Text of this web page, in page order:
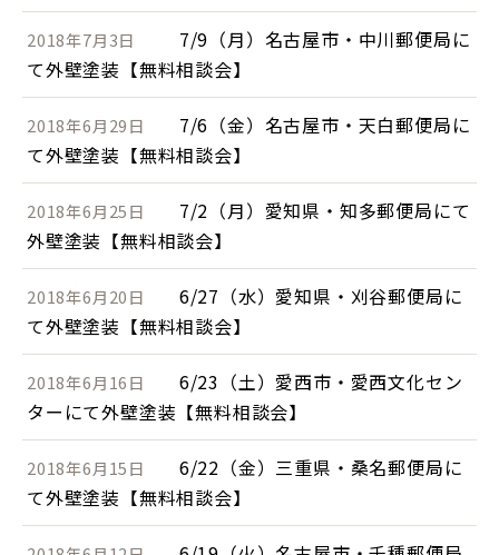
2018年7月3日
7/9（月）名古屋市・中川郵便局に
て外壁塗装【無料相談会】
2018年6月29日
7/6（金）名古屋市・天白郵便局に
て外壁塗装【無料相談会】
2018年6月25日
7/2（月）愛知県・知多郵便局にて
外壁塗装【無料相談会】
2018年6月20日
6/27（水）愛知県・刈谷郵便局に
て外壁塗装【無料相談会】
2018年6月16日
6/23（土）愛西市・愛西文化セン
ターにて外壁塗装【無料相談会】
2018年6月15日
6/22（金）三重県・桑名郵便局に
て外壁塗装【無料相談会】